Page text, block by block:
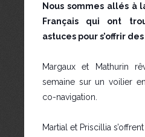
Nous sommes allés à
Français qui ont
astuces pour s’offrir
Margaux et Mathurin
semaine sur un voilier
co-navigation.
Martial et Priscillia